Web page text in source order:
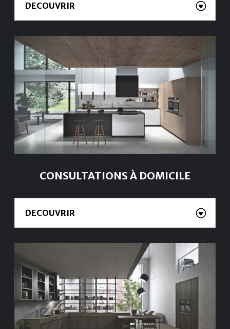
DECOUVRIR
CONSULTATIONS À DOMICILE
DECOUVRIR